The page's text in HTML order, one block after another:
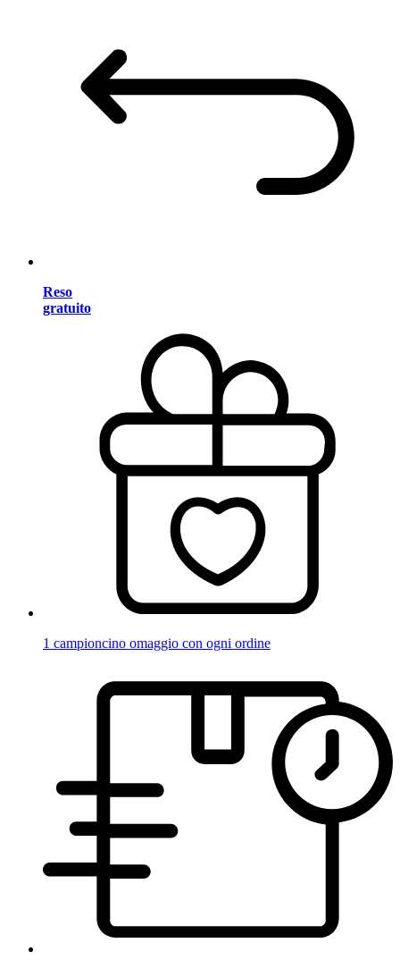
Reso
gratuito
1 campioncino omaggio con ogni ordine